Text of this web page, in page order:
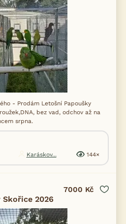
- Prodám Letošní Papoušky
bez vad, odchov až na
srpna.
Karáskov... 144×
Skořice 2026
7000 Kč